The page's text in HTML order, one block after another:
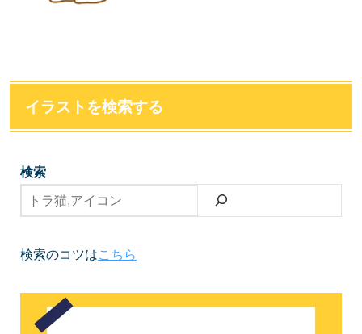
イラストを検索する
検索
検索のコツはこちら